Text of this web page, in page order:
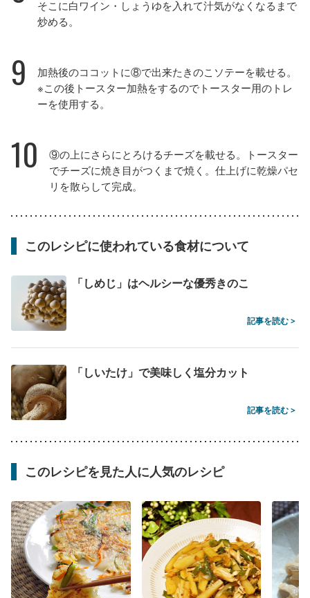
そこに白ワイン・しょうゆを入れて汁気がなくなるまで
炒める。
9
加熱後のココットに⑧で出来たきのこソテーを載せる。
※この後トースター加熱をするのでトースター用のトレ
ーを使用する。
10
⑨の上にさらにとろけるチーズを載せる。トースター
でチーズに焼き目がつくまで焼く。仕上げに乾燥パセ
リを散らして完成。
このレシピに使われている食材について
「しめじ」はヘルシーな優秀きのこ
記事を読む >
「しいたけ」で美味しく塩分カット
記事を読む >
このレシピを見た人に人気のレシピ